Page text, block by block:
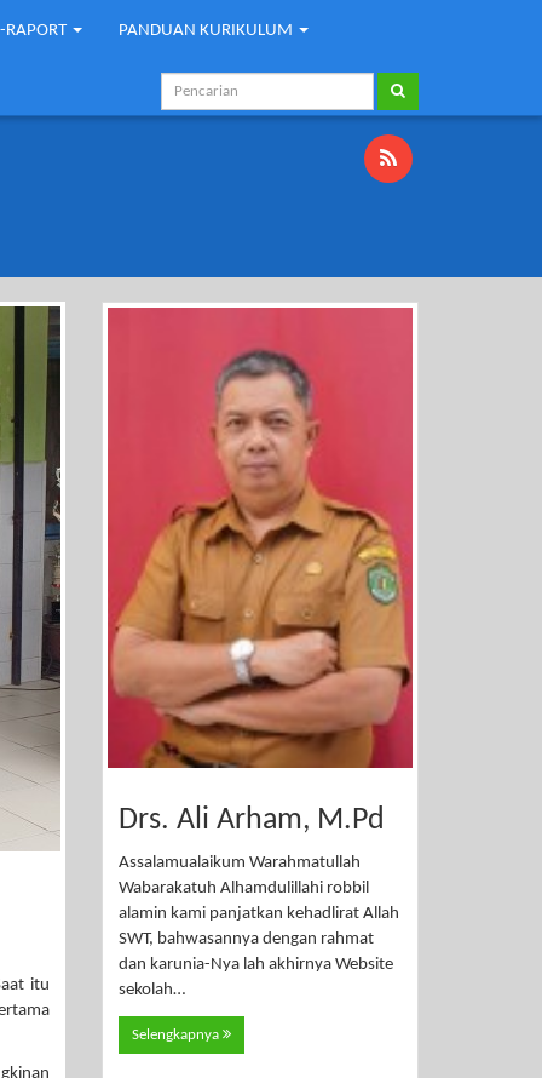
RAPORT PANDUAN KURIKULUM
itu
Drs. Ali Arham, M.Pd
Assalamualaikum Warahmatullah
Wabarakatuh Alhamdulillahi robbil
alamin kami panjatkan kehadlirat Allah
SWT, bahwasannya dengan rahmat
dan karunia-Nya lah akhirnya Website
sekolah…
Selengkapnya